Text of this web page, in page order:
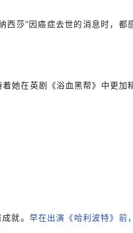
莎”因癌症去世的消息时，都
她在英剧《浴血黑帮》中更加
就。 早在出演《哈利波特》前